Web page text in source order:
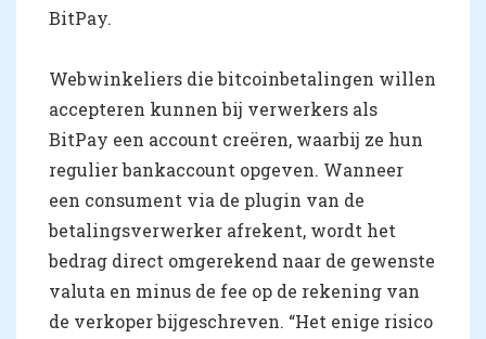
BitPay.
Webwinkeliers die bitcoinbetalingen willen
accepteren kunnen bij verwerkers als
BitPay een account creëren, waarbij ze hun
regulier bankaccount opgeven. Wanneer
een consument via de plugin van de
betalingsverwerker afrekent, wordt het
bedrag direct omgerekend naar de gewenste
valuta en minus de fee op de rekening van
de verkoper bijgeschreven. “Het enige risico